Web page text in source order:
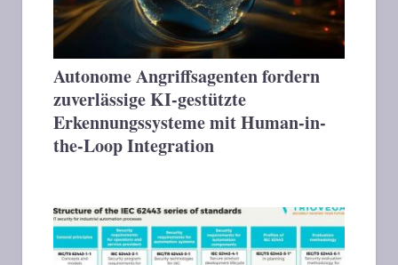
Autonome Angriffsagenten fordern
zuverlässige KI-gestützte
Erkennungssysteme mit Human-in-
the-Loop Integration